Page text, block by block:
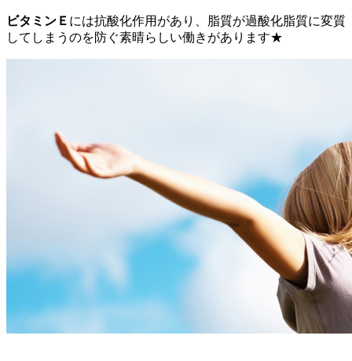
ビタミンＥ には抗酸化作用があり、脂質が過酸化脂質に変質
してしまうのを防ぐ素晴らしい働きがあります★